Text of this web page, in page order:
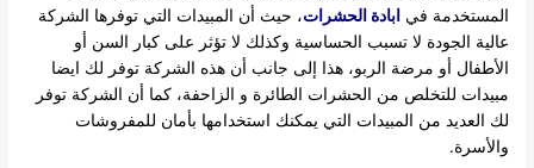
المستخدمة فيابادة الحشرات، حيث أن المبيدات التي توفرها الشركة
عالية الجودة لا تسبب الحساسية وكذلك لا تؤثر على كبار السن أو
الأطفال أو مرضة الربو، هذا إلى جانب أن هذه الشركة توفر لك ايضا
مبيدات للتخلص من الحشرات الطائرة و الزاحفة، كما أن الشركة توفر
لك العديد من المبيدات التي يمكنك استخدامها بأمان للمفروشات
والأسرة.